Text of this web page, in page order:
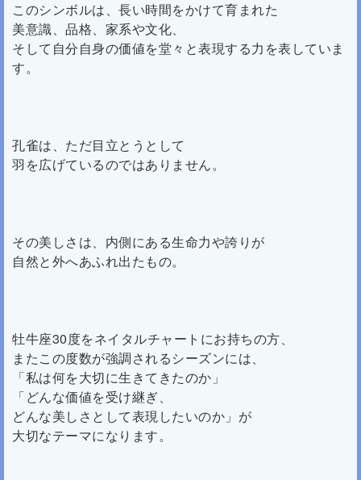
このシンボルは、長い時間をかけて育まれた
美意識、品格、家系や文化、
そして自分自身の価値を堂々と表現する力を表していま
す。
孔雀は、ただ目立とうとして
羽を広げているのではありません。
その美しさは、内側にある生命力や誇りが
自然と外へあふれ出たもの。
牡牛座30度をネイタルチャートにお持ちの方、
またこの度数が強調されるシーズンには、
「私は何を大切に生きてきたのか」
「どんな価値を受け継ぎ、
どんな美しさとして表現したいのか」が
大切なテーマになります。